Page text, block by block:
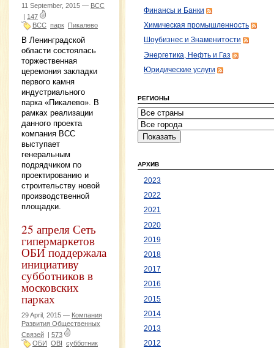
11 September, 2015 — BCC
147
BCC парк Пикалево
В Ленинградской
области состоялась
торжественная
церемония закладки
первого камня
индустриального
парка «Пикалево». В
рамках реализации
данного проекта
компания ВСС
выступает
генеральным
подрядчиком по
проектированию и
строительству новой
производственной
площадки.
25 апреля Сеть
гипермаркетов
ОБИ поддержала
инициативу
субботников в
московских
парках
29 April, 2015 — Компания
Развития Общественных
Связей | 573
ОБИ OBI субботник
Финансы и Банки
Химическая промышленность
Шоубизнес и Знаменитости
Энергетика, Нефть и Газ
Юридические услуги
РЕГИОНЫ
АРХИВ
2023
2022
2021
2020
2019
2018
2017
2016
2015
2014
2013
2012